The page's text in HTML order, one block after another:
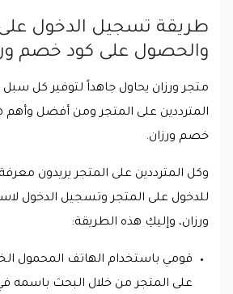
طريقة تسجيل الدخول على
والحصول على كود خصم
متجر ورزان يحاول جاهداً لتوفير كل سبل
المترددين على المتجر ومن أفضل
خصم ورزان.
وكل المترددين على المتجر يريدون
للدخول على المتجر وتسجيل الدخول
ورزان، وإليكِ هذه الطريقة:
قومي باستخدام الهاتف المحمول
على المتجر من خلال البحث باسمه